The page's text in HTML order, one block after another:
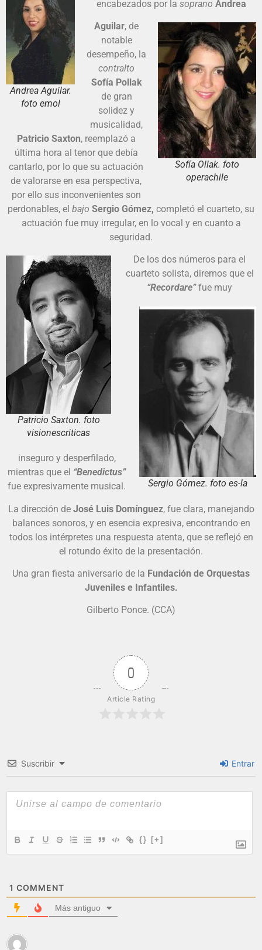
Andrea Aguilar.
foto emol
encabezados por la soprano Andrea
Sofía Ollak. foto
operachile
Aguilar, de
notable
desempeño, la
contralto
Sofía Pollak
de gran
solidez y
musicalidad,
Patricio Saxton, reemplazó a
última hora al tenor que debía
cantarlo, por lo que su actuación
de valorarse en esa perspectiva,
por ello sus inconvenientes son
perdonables, el bajo Sergio Gómez, completó el cuarteto, su
actuación fue muy irregular, en lo vocal y en cuanto a
seguridad.
Patricio Saxton. foto
visionescriticas
De los dos números para el
cuarteto solista, diremos que el
“Recordare”fue muy
Sergio Gómez. foto es-la
inseguro y desperfilado,
mientras que el “Benedictus”
fue expresivamente musical.
La dirección de José Luis Domínguez, fue clara, manejando
balances sonoros, y en esencia expresiva, encontrando en
todos los intérpretes una respuesta atenta, que se reflejó en
el rotundo éxito de la presentación.
Una gran fiesta aniversario de la Fundación de Orquestas
Juveniles e Infantiles.
Gilberto Ponce. (CCA)
0
Article Rating
Suscribir Entrar
{} [+]
1 COMMENT
Más antiguo